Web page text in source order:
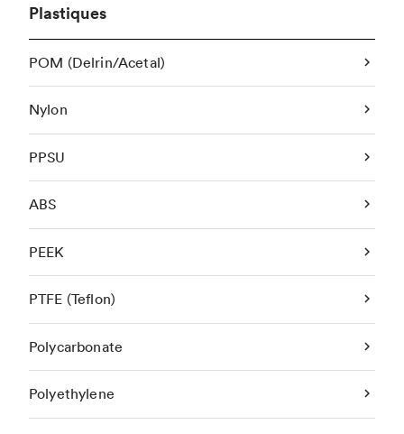
Plastiques
POM (Delrin/Acetal)
Nylon
PPSU
ABS
PEEK
PTFE (Teflon)
Polycarbonate
Polyethylene